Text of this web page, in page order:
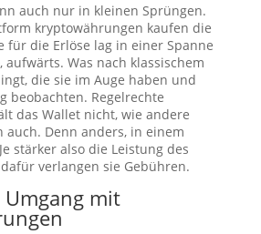
auch nur in kleinen Sprüngen.
kryptowährungen kaufen die
für die Erlöse lag in einer Spanne
aufwärts. Was nach klassischem
die sie im Auge haben und
beobachten. Regelrechte
das Wallet nicht, wie andere
auch. Denn anders, in einem
stärker also die Leistung des
verlangen sie Gebühren.
Umgang mit